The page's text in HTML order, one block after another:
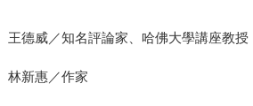
王德威／知名評論家、哈佛大學講座教授
林新惠／作家